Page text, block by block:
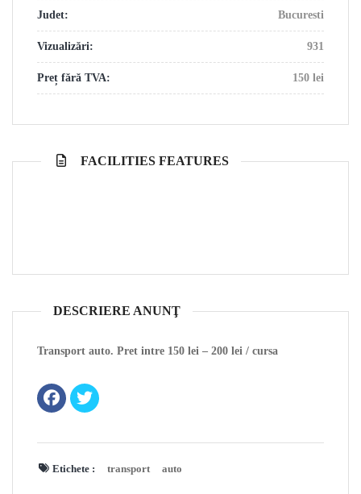
Judet: Bucuresti
Vizualizări: 931
Preț fără TVA: 150 lei
FACILITIES FEATURES
DESCRIERE ANUNŢ
Transport auto. Pret intre 150 lei – 200 lei / cursa
Etichete : transport auto